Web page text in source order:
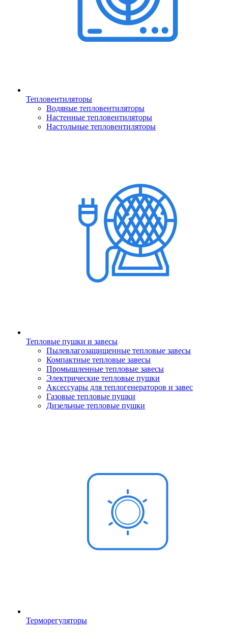
Тепловентиляторы
Водяные тепловентиляторы
Настенные тепловентиляторы
Настольные тепловентиляторы
Тепловые пушки и завесы
Пылевлагозащищенные тепловые завесы
Компактные тепловые завесы
Промышленные тепловые завесы
Электрические тепловые пушки
Аксессуары для теплогенераторов и завес
Газовые тепловые пушки
Дизельные тепловые пушки
Терморегуляторы